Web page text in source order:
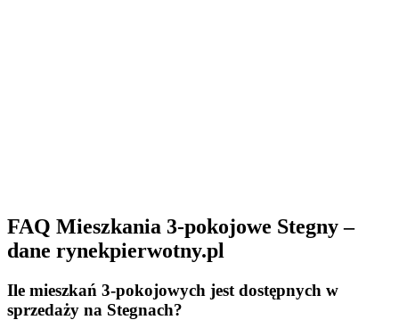
FAQ Mieszkania 3-pokojowe Stegny –
dane rynekpierwotny.pl
Ile mieszkań 3-pokojowych jest dostępnych w
sprzedaży na Stegnach?